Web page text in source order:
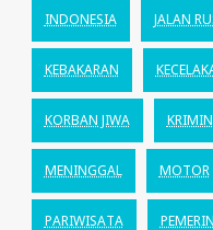
INDONESIA JALAN
KEBAKARAN
KORBAN JIWA
MENINGGAL MOTOR
PARIWISATA